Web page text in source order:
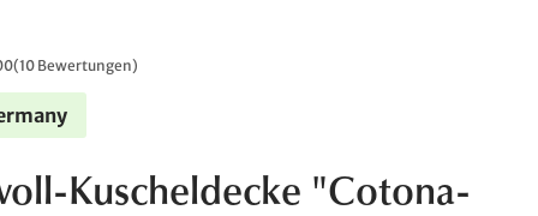
(10 Bewertungen)
Kuscheldecke "Cotona-